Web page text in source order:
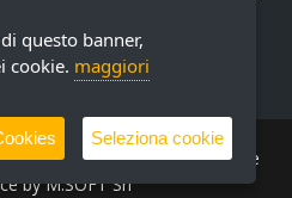
ACCETTATI
reserved. Design & Software
byM.SOFT Srl
questo banner,
cookie. maggiori
Seleziona cookie